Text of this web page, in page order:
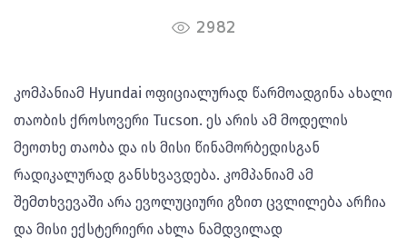
2982
კომპანიამ Hyundai ოფიციალურად წარმოადგინა ახალი
თაობის ქროსოვერი Tucson. ეს არის ამ მოდელის
მეოთხე თაობა და ის მისი წინამორბედისგან
რადიკალურად განსხვავდება. კომპანიამ ამ
შემთხვევაში არა ევოლუციური გზით ცვლილება არჩია
და მისი ექსტერიერი ახლა ნამდვილად